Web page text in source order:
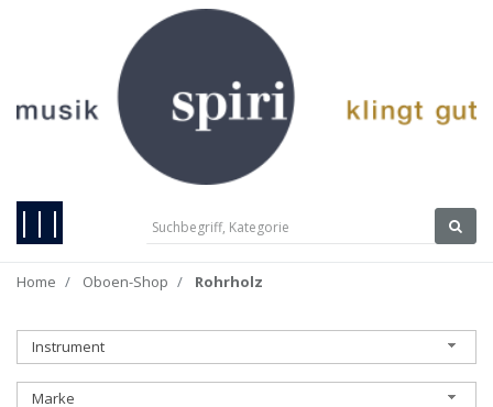
|||
Home Oboen-Shop Rohrholz
Instrument
Marke